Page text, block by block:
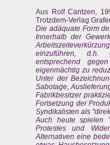
Aus Rolf Cantzen,
Trotzdem-Verlag
Die adäquate Form
Innerhalb der
einzuführen, d.h.
entsprechend
eigenmächtig zu
Unter der
Sabotage,
Fabrikbesitzer
Fortsetzung der
Syndikalisten als
Auch heute spielen
Protestes und
Alternativen eine